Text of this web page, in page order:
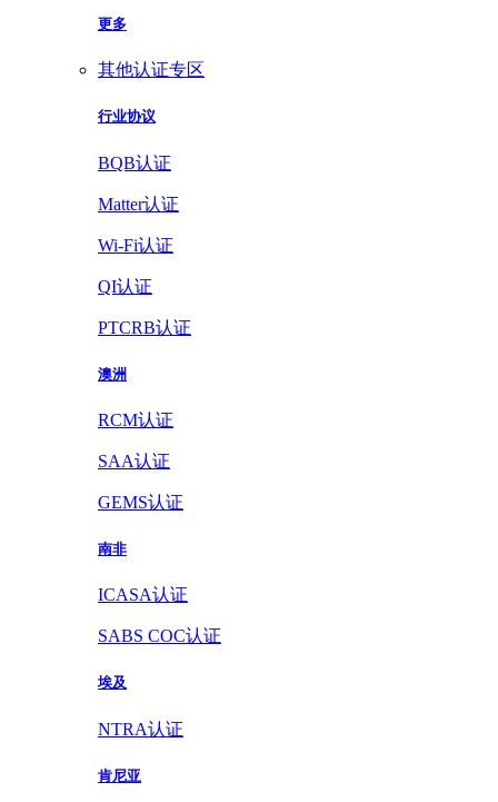
更多
其他认证专区
行业协议
BQB认证
Matter认证
Wi-Fi认证
QI认证
PTCRB认证
澳洲
RCM认证
SAA认证
GEMS认证
南非
ICASA认证
SABS COC认证
埃及
NTRA认证
肯尼亚